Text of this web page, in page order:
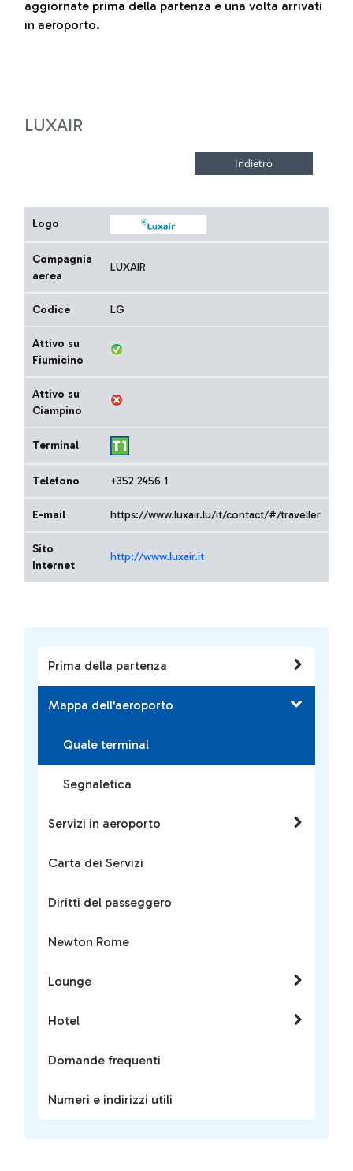
Prima della partenza
Mappa dell'aeroporto
Quale terminal
Segnaletica
Servizi in aeroporto
Carta dei Servizi
Diritti del passeggero
Newton Rome
Lounge
Hotel
Domande frequenti
Numeri e indirizzi utili
aggiornate prima della partenza e una volta arrivati
in aeroporto.
LUXAIR
Logo
Compagnia
aerea
LUXAIR
Codice LG
Attivo su
Fiumicino
Attivo su
Ciampino
Terminal
Telefono +352 2456 1
E-mail https://www.luxair.lu/it/contact/#/traveller
Sito
Internet
http://www.luxair.it